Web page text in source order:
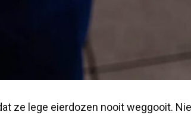
ze lege eierdozen nooit weggooit.